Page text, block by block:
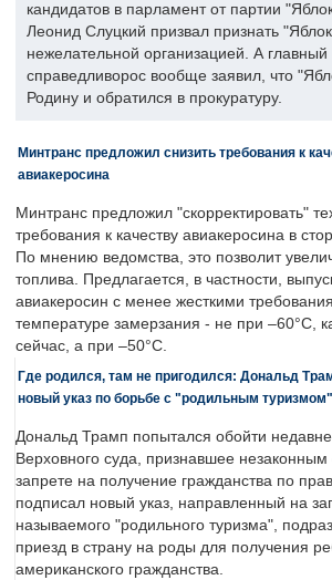
кандидатов в парламент от партии
Леонид Слуцкий призвал признать
нежелательной организацией. А главный
справедливорос вообще заявил, что
Родину и обратился в прокуратуру.
Минтранс предложил снизить требования к
авиакеросина
Минтранс предложил "скорректировать"
требования к качеству авиакеросина в
По мнению ведомства, это позволит
топлива. Предлагается, в частности,
авиакеросин с менее жесткими
температуре замерзания - не при –60°C,
сейчас, а при –50°C.
Где родился, там не пригодился: Дональд
новый указ по борьбе с "родильным туризмом"
Дональд Трамп попытался обойти
Верховного суда, признавшее незаконным
запрете на получение гражданства по
подписал новый указ, направленный на
называемого "родильного туризма",
приезд в страну на роды для получения
американского гражданства.